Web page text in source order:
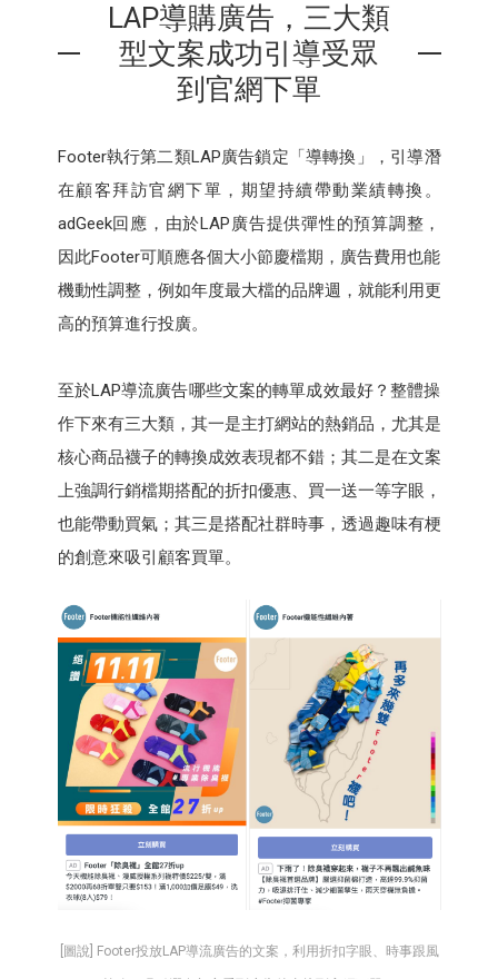
LAP導購廣告，三大類
型文案成功引導受眾
到官網下單
Footer執行第二類LAP廣告鎖定「導轉換」，引導潛
在顧客拜訪官網下單，期望持續帶動業績轉換。
adGeek回應，由於LAP廣告提供彈性的預算調整，
因此Footer可順應各個大小節慶檔期，廣告費用也能
機動性調整，例如年度最大檔的品牌週，就能利用更
高的預算進行投廣。
至於LAP導流廣告哪些文案的轉單成效最好？整體操
作下來有三大類，其一是主打網站的熱銷品，尤其是
核心商品襪子的轉換成效表現都不錯；其二是在文案
上強調行銷檔期搭配的折扣優惠、買一送一等字眼，
也能帶動買氣；其三是搭配社群時事，透過趣味有梗
的創意來吸引顧客買單。
[圖說] Footer投放LAP導流廣告的文案，利用折扣字眼、時事跟風